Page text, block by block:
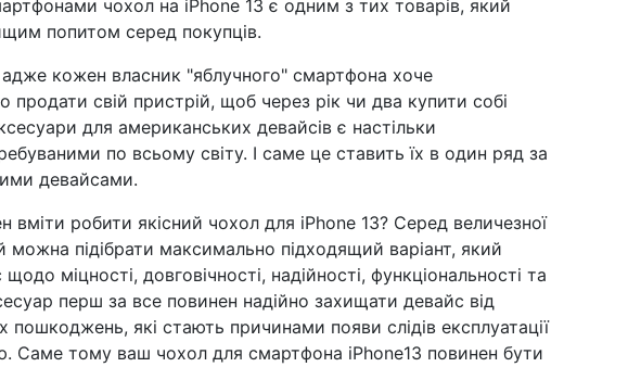
чохол на iPhone 13 є одним з тих товарів, який
попитом серед покупців.
кожен власник "яблучного" смартфона хоче
продати свій пристрій, щоб через рік чи два купити собі
для американських девайсів є настільки
по всьому світу. І саме це ставить їх в один ряд за
девайсами.
робити якісний чохол для iPhone 13? Серед величезної
можна підібрати максимально підходящий варіант, який
міцності, довговічності, надійності, функціональності та
перш за все повинен надійно захищати девайс від
пошкоджень, які стають причинами появи слідів експлуатації
Саме тому ваш чохол для смартфона iPhone13 повинен бути